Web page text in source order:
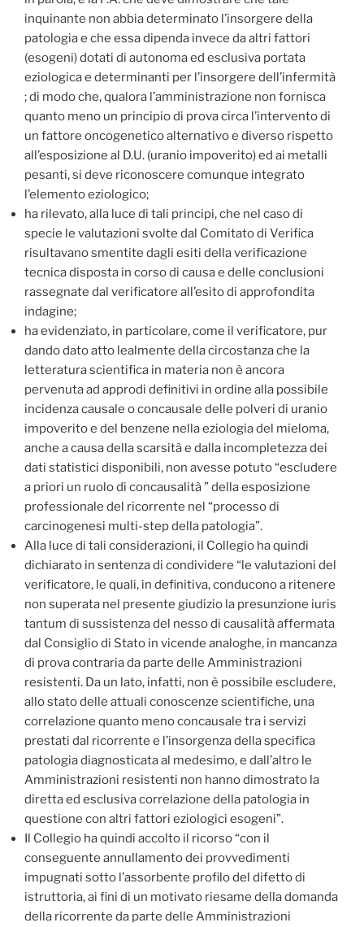
inquinante non abbia determinato l’insorgere della
patologia e che essa dipenda invece da altri fattori
(esogeni) dotati di autonoma ed esclusiva portata
eziologica e determinanti per l’insorgere dell’infermità
; di modo che, qualora l’amministrazione non fornisca
quanto meno un principio di prova circa l’intervento di
un fattore oncogenetico alternativo e diverso rispetto
all’esposizione al D.U. (uranio impoverito) ed ai metalli
pesanti, si deve riconoscere comunque integrato
l’elemento eziologico;
ha rilevato, alla luce di tali principi, che nel caso di
specie le valutazioni svolte dal Comitato di Verifica
risultavano smentite dagli esiti della verificazione
tecnica disposta in corso di causa e delle conclusioni
rassegnate dal verificatore all’esito di approfondita
indagine;
ha evidenziato, in particolare, come il verificatore, pur
dando dato atto lealmente della circostanza che la
letteratura scientifica in materia non è ancora
pervenuta ad approdi definitivi in ordine alla possibile
incidenza causale o concausale delle polveri di uranio
impoverito e del benzene nella eziologia del mieloma,
anche a causa della scarsità e dalla incompletezza dei
dati statistici disponibili, non avesse potuto “escludere
a priori un ruolo di concausalità ” della esposizione
professionale del ricorrente nel “processo di
carcinogenesi multi-step della patologia”.
Alla luce di tali considerazioni, il Collegio ha quindi
dichiarato in sentenza di condividere “le valutazioni del
verificatore, le quali, in definitiva, conducono a ritenere
non superata nel presente giudizio la presunzione iuris
tantum di sussistenza del nesso di causalità affermata
dal Consiglio di Stato in vicende analoghe, in mancanza
di prova contraria da parte delle Amministrazioni
resistenti. Da un lato, infatti, non è possibile escludere,
allo stato delle attuali conoscenze scientifiche, una
correlazione quanto meno concausale tra i servizi
prestati dal ricorrente e l’insorgenza della specifica
patologia diagnosticata al medesimo, e dall’altro le
Amministrazioni resistenti non hanno dimostrato la
diretta ed esclusiva correlazione della patologia in
questione con altri fattori eziologici esogeni”.
Il Collegio ha quindi accolto il ricorso “con il
conseguente annullamento dei provvedimenti
impugnati sotto l’assorbente profilo del difetto di
istruttoria, ai fini di un motivato riesame della domanda
della ricorrente da parte delle Amministrazioni